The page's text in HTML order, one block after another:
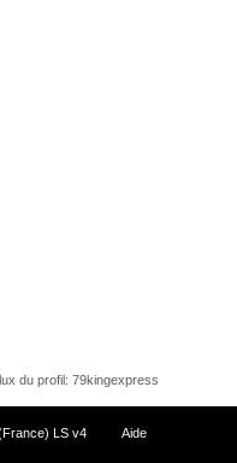
du profil: 79kingexpress
LS v4 Aide